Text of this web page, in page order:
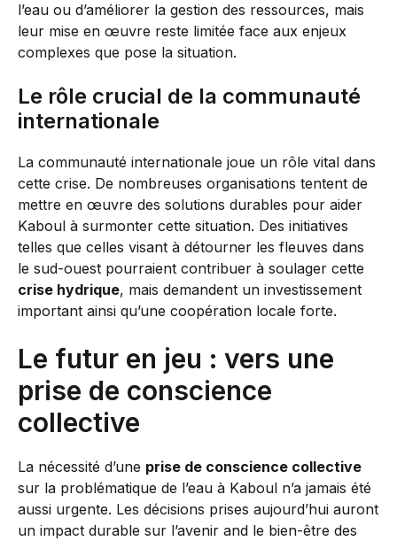
l’eau ou d’améliorer la gestion des ressources, mais
leur mise en œuvre reste limitée face aux enjeux
complexes que pose la situation.
Le rôle crucial de la communauté
internationale
La communauté internationale joue un rôle vital dans
cette crise. De nombreuses organisations tentent de
mettre en œuvre des solutions durables pour aider
Kaboul à surmonter cette situation. Des initiatives
telles que celles visant à détourner les fleuves dans
le sud-ouest pourraient contribuer à soulager cette
crise hydrique, mais demandent un investissement
important ainsi qu’une coopération locale forte.
Le futur en jeu : vers une
prise de conscience
collective
La nécessité d’une prise de conscience collective
sur la problématique de l’eau à Kaboul n’a jamais été
aussi urgente. Les décisions prises aujourd’hui auront
un impact durable sur l’avenir and le bien-être des